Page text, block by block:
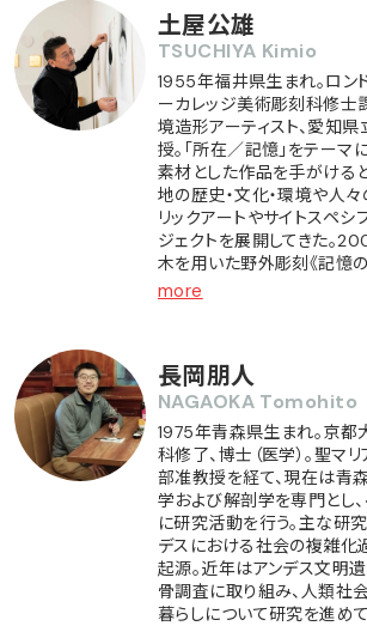
土屋公雄
TSUCHIYA Kimio
1955年福井県生まれ。ロン
ーカレッジ美術彫刻科修士
境造形アーティスト、愛知
授。「所在／記憶」をテーマ
素材とした作品を手がける
地の歴史・文化・環境や人
リックアートやサイトスペシ
ジェクトを展開してきた。
木を用いた野外彫刻《記憶
more
長岡朋人
NAGAOKA Tomohito
1975年青森県生まれ。京
科修了、博士（医学）。聖マ
部准教授を経て、現在は青
学および解剖学を専門とし
に研究活動を行う。主な研
デスにおける社会の複雑化
起源。近年はアンデス文明
骨調査に取り組み、人類社
暮らしについて研究を進め